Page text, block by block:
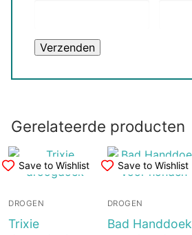
Gerelateerde producten
Save to Wishlist
DROGEN
Trixie
Save to Wishlist
DROGEN
Bad Handdoek